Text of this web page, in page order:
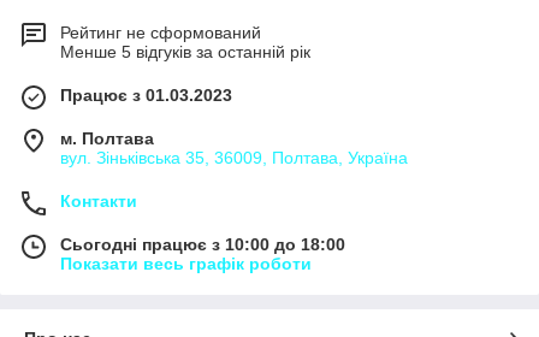
Рейтинг не сформований
Менше 5 відгуків за останній рік
Працює з 01.03.2023
м. Полтава
вул. Зіньківська 35, 36009, Полтава, Україна
Контакти
Сьогодні працює з 10:00 до 18:00
Показати весь графік роботи